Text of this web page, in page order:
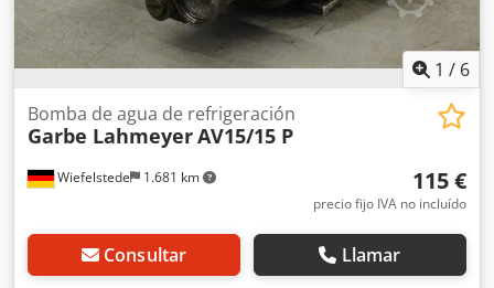
1 / 6
Wiefelstede 1.681 km
Bomba de agua de refrigeración
Garbe LahmeyerAV15/15 P
115 €
precio fijo IVA no incluído
Consultar Llamar